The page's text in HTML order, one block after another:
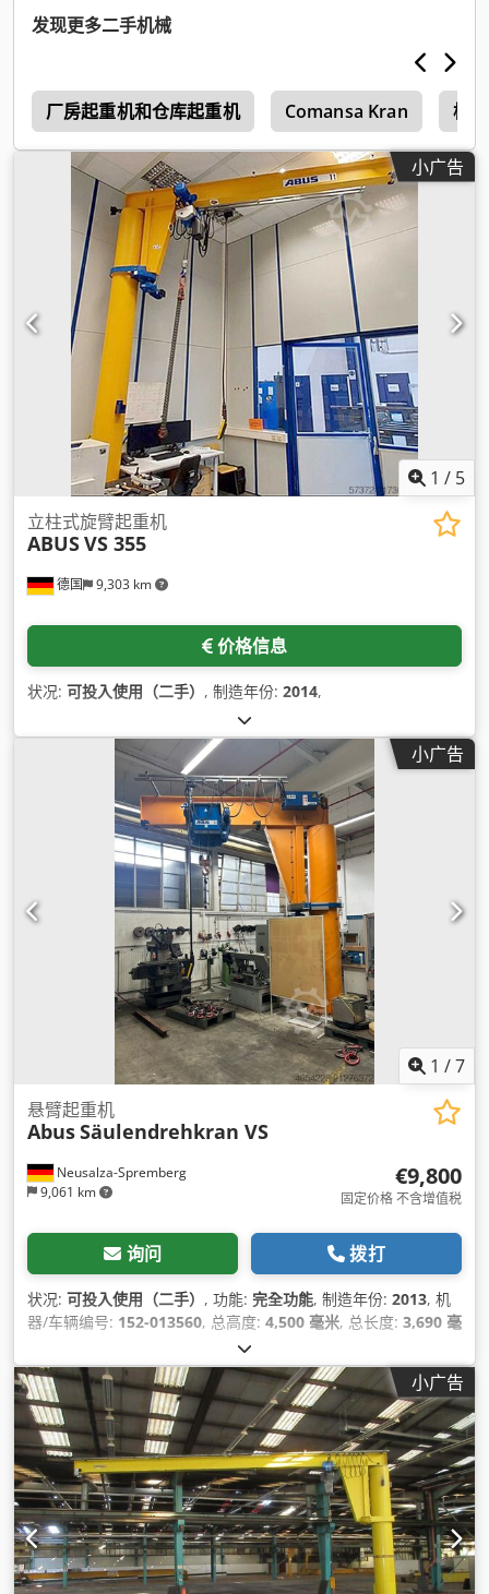
发现更多二手机械
厂房起重机和仓库起重机 Comansa Kran 桥
小广告
1 / 5
德国 9,303 km
立柱式旋臂起重机
ABUSVS 355
价格信息
状况: 可投入使用（二手） , 制造年份: 2014,
小广告
1 /7
Neusalza-Spremberg
9,061 km
悬臂起重机
AbusSäulendrehkran VS
€9,800
固定价格 不含增值税
询问 拨打
状况: 可投入使用（二手） , 功能: 完全功能, 制造年份: 2013, 机
器/车辆编号: 152-013560, 总高度: 4,500 毫米, 总长度: 3,690 毫
, 功率:4.63 千瓦 (6.30 马力)
3,000 毫米, 设备:文档 / 手册,
小广告